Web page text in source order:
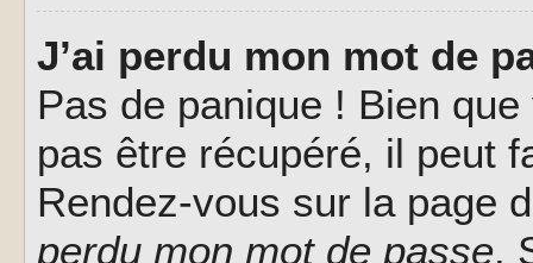
J’ai perdu mon mot de
Pas de panique ! Bien
pas être récupéré, il peut
Rendez-vous sur la page
perdu mon mot de passe.